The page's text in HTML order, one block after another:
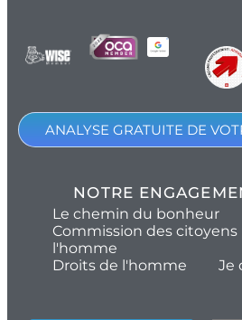
ANALYSE GRATUITE DE
NOTRE
Le chemin du bonheur
Commission des
l'homme
Droits de l'homme
Je